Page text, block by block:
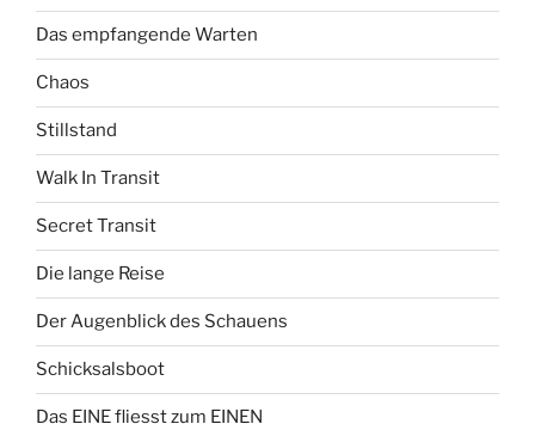
Das empfangende Warten
Chaos
Stillstand
Walk In Transit
Secret Transit
Die lange Reise
Der Augenblick des Schauens
Schicksalsboot
Das EINE fliesst zum EINEN